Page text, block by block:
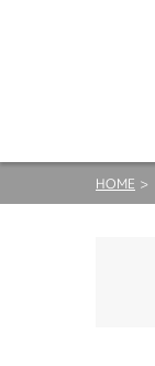
HOME